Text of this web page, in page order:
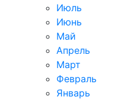
Июль
Июнь
Май
Апрель
Март
Февраль
Январь